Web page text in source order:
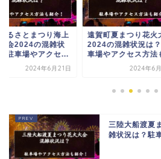
町夏まつり花火大会
の混雑状況は？駐
やアクセス方法も...
2024年6月21日
水光呼子港まつり花
会2024の混雑状況
駐車場やアクセス方
2024年
三陸大船渡夏
雑状況は？駐